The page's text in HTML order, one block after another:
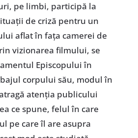
pe limbi, participă la
de criză pentru un
aflat în faţa camerei de
vizionarea filmului, se
Episcopului în
corpului său, modul în
atenţia publicului
ce spune, felul în care
pe care îl are asupra